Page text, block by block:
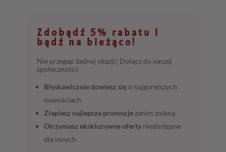
Zdobądź 5% rabatu i
bądź na bieżąco!
Nie przegap żadnej okazji! Dołącz do naszej
społeczności:
Błyskawicznie dowiesz sięo najgorętszych
nowościach
Złapiesz najlepsze promocje zanim znikną
Otrzymasz ekskluzywne oferty niedostępne
dla innych